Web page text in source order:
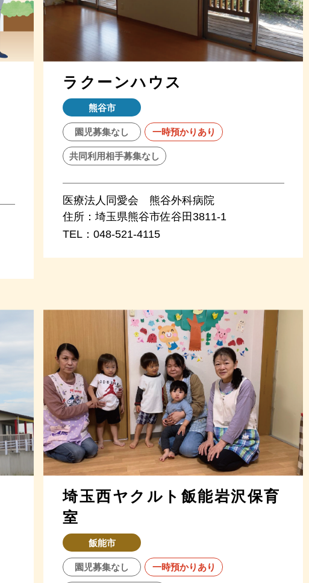
ラクーンハウス
熊谷市
園児募集なし 一時預かりあり
共同利用相手募集なし
医療法人同愛会 熊谷外科病院
住所：埼玉県熊谷市佐谷田3811-1
TEL：048-521-4115
埼玉西ヤクルト飯能岩沢保育
室
飯能市
園児募集なし 一時預かりあり